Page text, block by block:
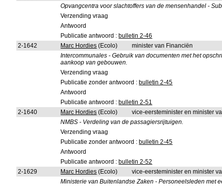
Opvangcentra voor slachtoffers van de mensenhandel -
Verzending vraag
Antwoord
Publicatie antwoord : bulletin 2-46
2-1642
Marc Hordies (Ecolo)
minister van Financiën
Intercommunales - Gebruik van documenten met het
aankoop van gebouwen.
Verzending vraag
Publicatie zonder antwoord : bulletin 2-45
Antwoord
Publicatie antwoord : bulletin 2-51
2-1640
Marc Hordies (Ecolo)
vice-eersteminister en minister
NMBS - Verdeling van de passagiersrijtuigen.
Verzending vraag
Publicatie zonder antwoord : bulletin 2-45
Antwoord
Publicatie antwoord : bulletin 2-52
2-1629
Marc Hordies (Ecolo)
vice-eersteminister en minister
Ministerie van Buitenlandse Zaken - Personeelsleden met